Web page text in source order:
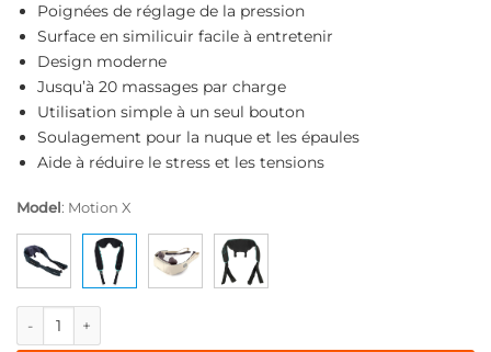
Poignées de réglage de la pression
Surface en similicuir facile à entretenir
Design moderne
Jusqu’à 20 massages par charge
Utilisation simple à un seul bouton
Soulagement pour la nuque et les épaules
Aide à réduire le stress et les tensions
Model: Motion X
quantité de Medivon Motion X, appareil de massage shiatsu